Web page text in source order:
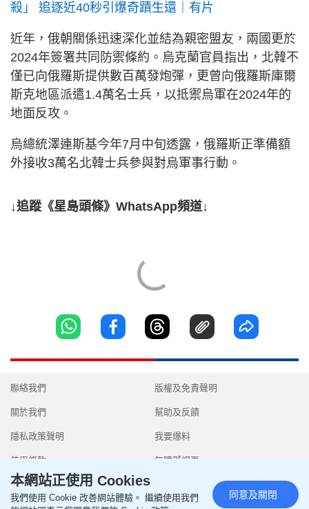
殺」 追逐近40秒引爆奇蹟生還｜有片
近年，俄朝關係迅速深化並結為親密盟友，兩國更於
2024年簽署共同防禦條約。烏克蘭官員指出，北韓不
僅已向俄羅斯提供數百萬發炮彈，更曾向俄羅斯庫爾
斯克地區派遣1.4萬名士兵，以抵禦烏軍在2024年的
地面反攻。
烏總統澤連斯基今年7月中旬透露，俄羅斯正準備額
外接收3萬名北韓士兵參與對烏軍事行動。
↓追蹤《星島頭條》WhatsApp頻道↓
聯絡我們
關於我們
隱私政策聲明
使用條款
版權及免責聲明
幫助及反饋
我要爆料
無障礙網頁
本網站正使用 Cookies
我們使用 Cookie 改善網站體驗。 繼續使用我們
同意及關閉